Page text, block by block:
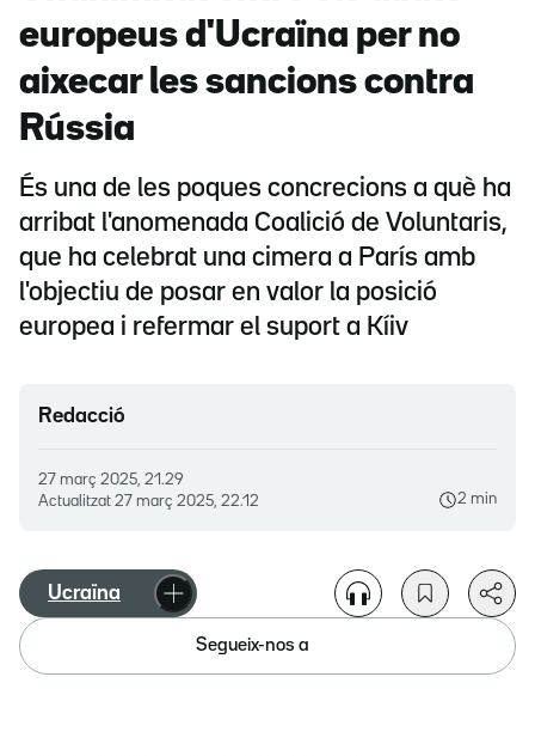
europeus d'Ucraïna per no
aixecar les sancions contra
Rússia
És una de les poques concrecions a què ha
arribat l'anomenada Coalició de Voluntaris,
que ha celebrat una cimera a París amb
l'objectiu de posar en valor la posició
europea i refermar el suport a Kíiv
Redacció
27 març 2025, 21.29
Actualitzat 27 març 2025, 22.12 2 min
Ucraïna
Segueix-nos a